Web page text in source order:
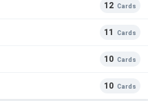
12 Cards
11 Cards
10 Cards
10 Cards